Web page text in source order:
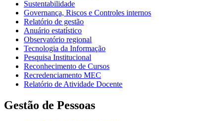
Sustentabilidade
Governança, Riscos e Controles internos
Relatório de gestão
Anuário estatístico
Observatório regional
Tecnologia da Informação
Pesquisa Institucional
Reconhecimento de Cursos
Recredenciamento MEC
Relatório de Atividade Docente
Gestão de Pessoas